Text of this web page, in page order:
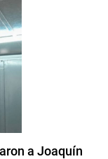
a Joaquín